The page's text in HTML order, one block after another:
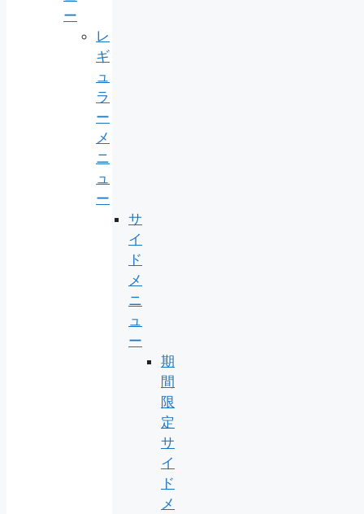
ー
レ
ギ
ュ
ラ
ー
メ
ニ
ュ
ー
サ
イ
ド
メ
ニ
ュ
ー
期
間
限
定
サ
イ
ド
メ